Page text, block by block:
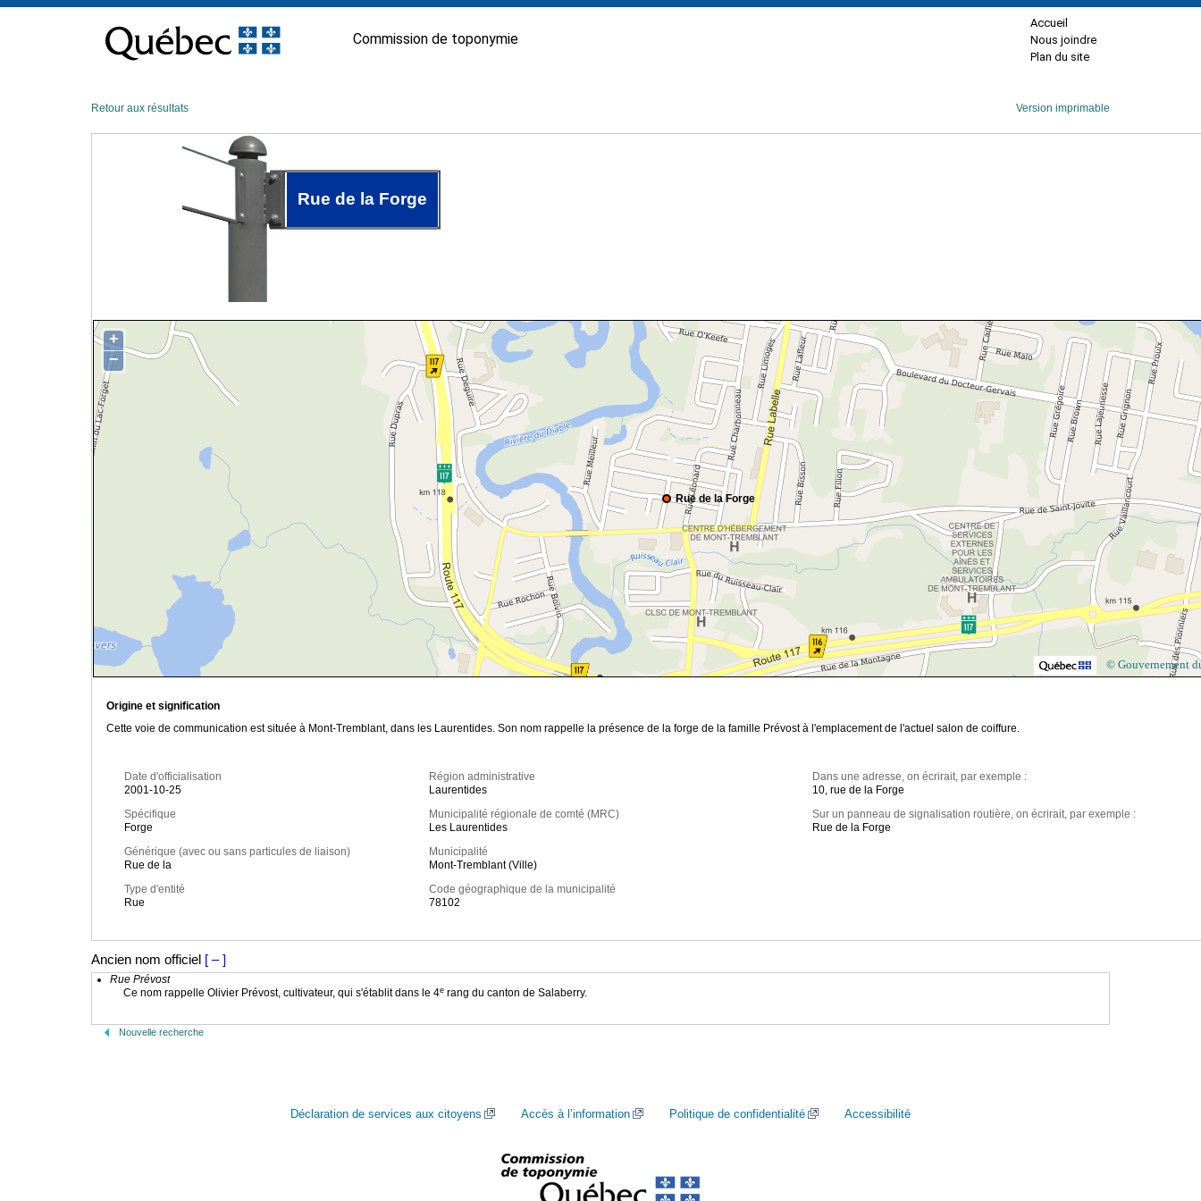
contenu
Commission de toponymie
Accueil
Nous joindre
Plan du site
Retour aux résultats Version imprimable
Rue de la Forge
Rue de la Forge
+
−
© Gouvernement
Origine et signification
Cette voie de communication est située à Mont-Tremblant, dans les Laurentides. Son nom rappelle la présence de la forge de la famille Prévost à l'emplacement de l'actuel salon de coiffure.
Date d'officialisation
2001-10-25
Spécifique
Forge
Générique (avec ou sans particules de liaison)
Rue de la
Type d'entité
Rue
Région administrative
Laurentides
Municipalité régionale de comté (MRC)
Les Laurentides
Municipalité
Mont-Tremblant (Ville)
Code géographique de la municipalité
78102
Dans une adresse, on écrirait, par exemple :
10, rue de la Forge
Sur un panneau de signalisation routière, on écrirait, par exemple :
Rue de la Forge
Ancien nom officiel [ – ]
Rue Prévost
Ce nom rappelle Olivier Prévost, cultivateur, qui s'établit dans le 4e rang du canton de Salaberry.
Nouvelle recherche
Déclaration de services aux citoyens Accès à l’information Politique de confidentialité Accessibilité